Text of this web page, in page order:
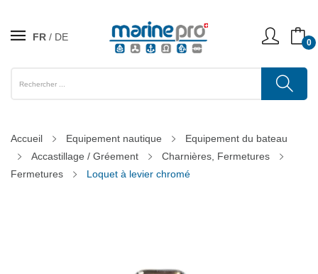
FR DE 0
Accueil Equipement nautique
Equipement du bateau
Accastillage / Gréement
Charnières, Fermetures
Fermetures
Loquet à levier chromé